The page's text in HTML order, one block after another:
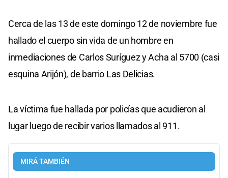
Cerca de las 13 de este domingo 12 de noviembre fue
hallado el cuerpo sin vida de un hombre en
inmediaciones de Carlos Suríguez y Acha al 5700 (casi
esquina Arijón), de barrio Las Delicias.
La víctima fue hallada por policías que acudieron al
lugar luego de recibir varios llamados al 911.
MIRÁ TAMBIÉN